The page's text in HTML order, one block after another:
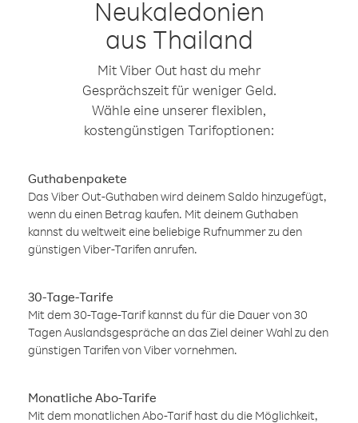
Neukaledonien
aus Thailand
Mit Viber Out hast du mehr
Gesprächszeit für weniger Geld.
Wähle eine unserer flexiblen,
kostengünstigen Tarifoptionen:
Guthabenpakete
Das Viber Out-Guthaben wird deinem Saldo hinzugefügt,
wenn du einen Betrag kaufen. Mit deinem Guthaben
kannst du weltweit eine beliebige Rufnummer zu den
günstigen Viber-Tarifen anrufen.
30-Tage-Tarife
Mit dem 30-Tage-Tarif kannst du für die Dauer von 30
Tagen Auslandsgespräche an das Ziel deiner Wahl zu den
günstigen Tarifen von Viber vornehmen.
Monatliche Abo-Tarife
Mit dem monatlichen Abo-Tarif hast du die Möglichkeit,